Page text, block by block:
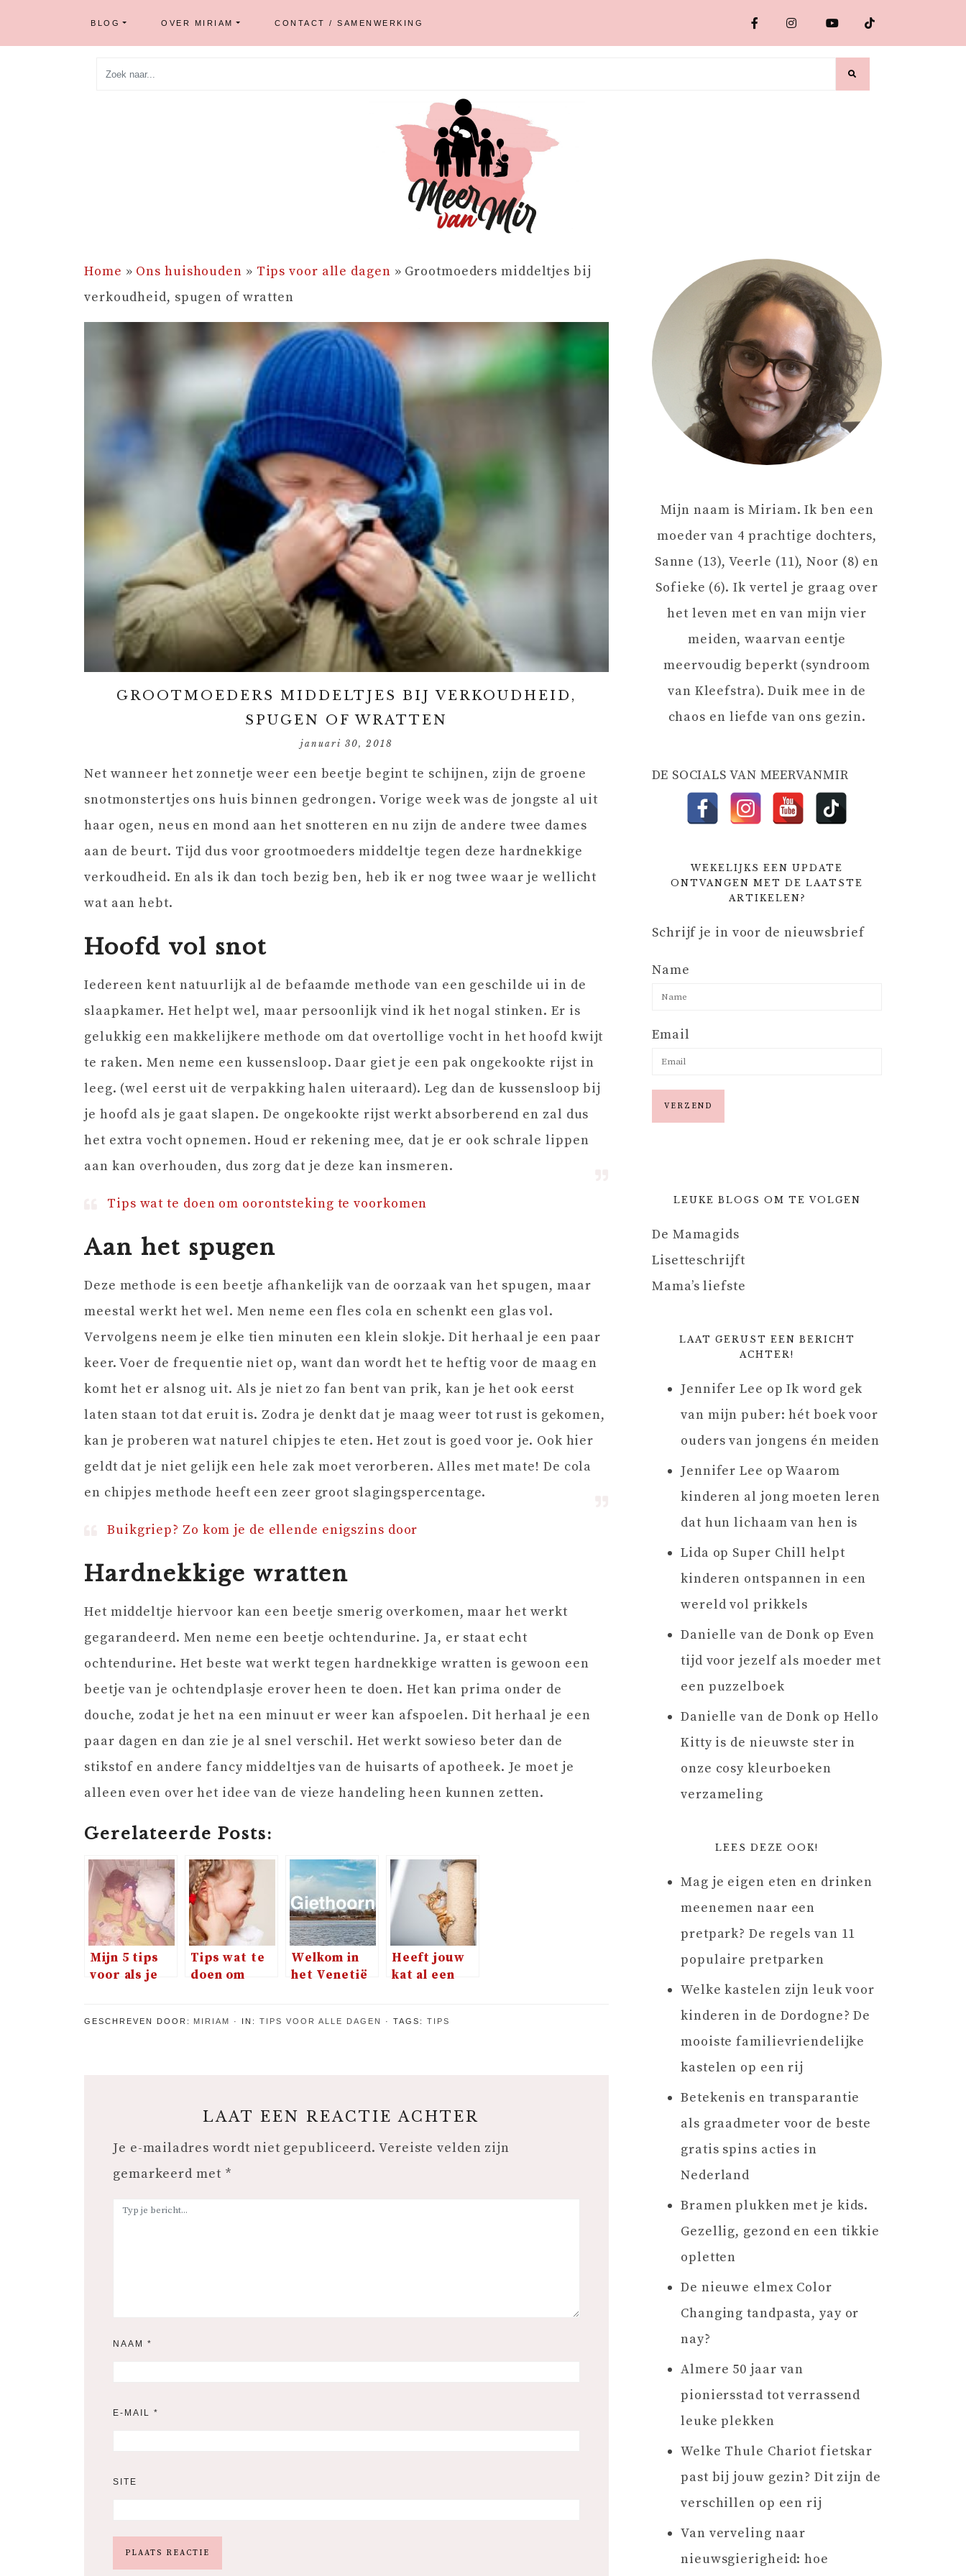
BLOG OVER MIRIAM CONTACT / SAMENWERKING
Home » Ons huishouden » Tips voor alle dagen » Grootmoeders middeltjes bij
verkoudheid, spugen of wratten
GROOTMOEDERS MIDDELTJES BIJ VERKOUDHEID,
SPUGEN OF WRATTEN
januari 30, 2018
Net wanneer het zonnetje weer een beetje begint te schijnen, zijn de groene
snotmonstertjes ons huis binnen gedrongen. Vorige week was de jongste al uit
haar ogen, neus en mond aan het snotteren en nu zijn de andere twee dames
aan de beurt. Tijd dus voor grootmoeders middeltje tegen deze hardnekkige
verkoudheid. En als ik dan toch bezig ben, heb ik er nog twee waar je wellicht
wat aan hebt.
Hoofd vol snot
Iedereen kent natuurlijk al de befaamde methode van een geschilde ui in de
slaapkamer. Het helpt wel, maar persoonlijk vind ik het nogal stinken. Er is
gelukkig een makkelijkere methode om dat overtollige vocht in het hoofd kwijt
te raken. Men neme een kussensloop. Daar giet je een pak ongekookte rijst in
leeg. (wel eerst uit de verpakking halen uiteraard). Leg dan de kussensloop bij
je hoofd als je gaat slapen. De ongekookte rijst werkt absorberend en zal dus
het extra vocht opnemen. Houd er rekening mee, dat je er ook schrale lippen
aan kan overhouden, dus zorg dat je deze kan insmeren.
Tips wat te doen om oorontsteking te voorkomen
Aan het spugen
Deze methode is een beetje afhankelijk van de oorzaak van het spugen, maar
meestal werkt het wel. Men neme een fles cola en schenkt een glas vol.
Vervolgens neem je elke tien minuten een klein slokje. Dit herhaal je een paar
keer. Voer de frequentie niet op, want dan wordt het te heftig voor de maag en
komt het er alsnog uit. Als je niet zo fan bent van prik, kan je het ook eerst
laten staan tot dat eruit is. Zodra je denkt dat je maag weer tot rust is gekomen,
kan je proberen wat naturel chipjes te eten. Het zout is goed voor je. Ook hier
geldt dat je niet gelijk een hele zak moet verorberen. Alles met mate! De cola
en chipjes methode heeft een zeer groot slagingspercentage.
Buikgriep? Zo kom je de ellende enigszins door
Hardnekkige wratten
Het middeltje hiervoor kan een beetje smerig overkomen, maar het werkt
gegarandeerd. Men neme een beetje ochtendurine. Ja, er staat echt
ochtendurine. Het beste wat werkt tegen hardnekkige wratten is gewoon een
beetje van je ochtendplasje erover heen te doen. Het kan prima onder de
douche, zodat je het na een minuut er weer kan afspoelen. Dit herhaal je een
paar dagen en dan zie je al snel verschil. Het werkt sowieso beter dan de
stikstof en andere fancy middeltjes van de huisarts of apotheek. Je moet je
alleen even over het idee van de vieze handeling heen kunnen zetten.
Gerelateerde Posts:
Mijn 5 tips
voor als je
Tips wat te
doen om
voorkomen
Welkom in
het Venetië
Heeft jouw
kat al een
GESCHREVEN DOOR: MIRIAM IN: TIPS VOOR ALLE DAGEN TAGS: TIPS
LAAT EEN REACTIE ACHTER
Je e-mailadres wordt niet gepubliceerd. Vereiste velden zijn
gemarkeerd met *
NAAM *
E-MAIL *
SITE
Mijn naam is Miriam. Ik ben een
moeder van 4 prachtige dochters,
Sanne (13), Veerle (11), Noor (8) en
Sofieke (6). Ik vertel je graag over
het leven met en van mijn vier
meiden, waarvan eentje
meervoudig beperkt (syndroom
van Kleefstra). Duik mee in de
chaos en liefde van ons gezin.
DE SOCIALS VAN MEERVANMIR
WEKELIJKS EEN UPDATE
ONTVANGEN MET DE LAATSTE
ARTIKELEN?
Schrijf je in voor de nieuwsbrief
Name
Email
LEUKE BLOGS OM TE VOLGEN
De Mamagids
Lisetteschrijft
Mama’s liefste
LAAT GERUST EEN BERICHT
ACHTER!
Jennifer Lee opIk word gek
van mijn puber: hét boek voor
ouders van jongens én meiden
Jennifer Lee opWaarom
kinderen al jong moeten leren
dat hun lichaam van hen is
Lida op Super Chill helpt
kinderen ontspannen in een
wereld vol prikkels
Danielle van de Donk op Even
tijd voor jezelf als moeder met
een puzzelboek
Danielle van de Donk op Hello
Kitty is de nieuwste ster in
onze cosy kleurboeken
verzameling
LEES DEZE OOK!
Mag je eigen eten en drinken
meenemen naar een
pretpark? De regels van 11
populaire pretparken
Welke kastelen zijn leuk voor
kinderen in de Dordogne? De
mooiste familievriendelijke
kastelen op een rij
Betekenis en transparantie
als graadmeter voor de beste
gratis spins acties in
Nederland
Bramen plukken met je kids.
Gezellig, gezond en een tikkie
opletten
De nieuwe elmex Color
Changing tandpasta, yay or
nay?
Almere 50 jaar van
pioniersstad tot verrassend
leuke plekken
Welke Thule Chariot fietskar
past bij jouw gezin? Dit zijn de
verschillen op een rij
Van verveling naar
nieuwsgierigheid: hoe